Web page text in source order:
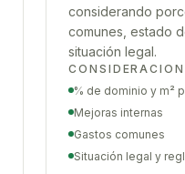
considerando
comunes, estado
situación legal.
% de dominio y m²
Mejoras internas
Gastos comunes
Situación legal y